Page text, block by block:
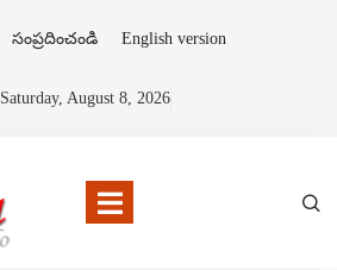
సంప్రదించండి English version
Saturday, August 8, 2026